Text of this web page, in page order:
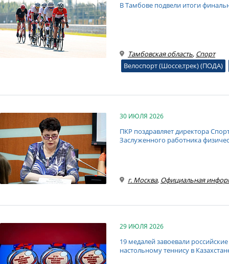
В Тамбове подвели итоги
Тамбовская область, Спорт
Велоспорт (Шоссе,трек) (ПОДА)
30 ИЮЛЯ 2026
ПКР поздравляет директора
Заслуженного работника
г. Москва, Официальная
29 ИЮЛЯ 2026
19 медалей завоевали
настольному теннису в